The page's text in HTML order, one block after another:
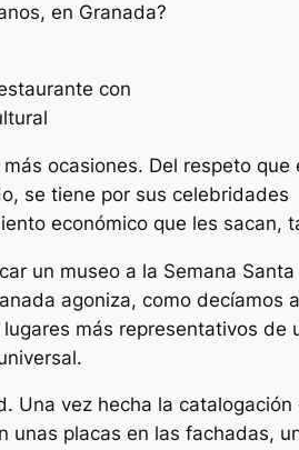
en Granada?
con
ocasiones. Del respeto que
se tiene por sus celebridades
económico que les sacan,
un museo a la Semana Santa
agoniza, como decíamos
más representativos de
Una vez hecha la catalogación
placas en las fachadas,